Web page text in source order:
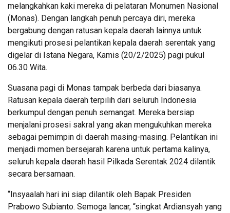
melangkahkan kaki mereka di pelataran Monumen Nasional
(Monas). Dengan langkah penuh percaya diri, mereka
bergabung dengan ratusan kepala daerah lainnya untuk
mengikuti prosesi pelantikan kepala daerah serentak yang
digelar di Istana Negara, Kamis (20/2/2025) pagi pukul
06.30 Wita.
Suasana pagi di Monas tampak berbeda dari biasanya.
Ratusan kepala daerah terpilih dari seluruh Indonesia
berkumpul dengan penuh semangat. Mereka bersiap
menjalani prosesi sakral yang akan mengukuhkan mereka
sebagai pemimpin di daerah masing-masing. Pelantikan ini
menjadi momen bersejarah karena untuk pertama kalinya,
seluruh kepala daerah hasil Pilkada Serentak 2024 dilantik
secara bersamaan.
“Insyaalah hari ini siap dilantik oleh Bapak Presiden
Prabowo Subianto. Semoga lancar, “singkat Ardiansyah yang